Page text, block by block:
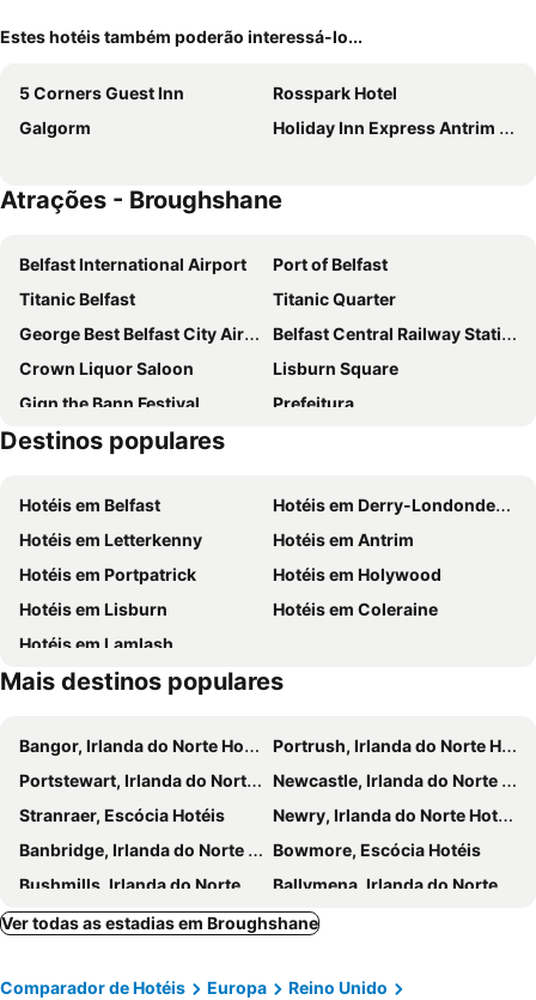
Estes hotéis também poderão interessá-lo...
5 Corners Guest Inn
Rosspark Hotel
Galgorm
Holiday Inn Express Antrim - M2, Jct.1 By Ihg
Atrações - Broughshane
Belfast International Airport
Port of Belfast
Titanic Belfast
Titanic Quarter
George Best Belfast City Airport
Belfast Central Railway Station
Crown Liquor Saloon
Lisburn Square
Gign the Bann Festival
Prefeitura
The Giants Causeway
Belfast Castle
Bob Marley Mausoleum
Black Cab Tour
Victoria Square
CastleCourt Shopping Centre
Cathedral Quarter
Belfast Mela
Waterfront Hall
Balmoral Festival
Destinos populares
Hotéis em Belfast
Hotéis em Derry-Londonderry
Hotéis em Letterkenny
Hotéis em Antrim
Hotéis em Portpatrick
Hotéis em Holywood
Hotéis em Lisburn
Hotéis em Coleraine
Hotéis em Lamlash
Mais destinos populares
Bangor, Irlanda do Norte Hotéis
Portrush, Irlanda do Norte Hotéis
Portstewart, Irlanda do Norte Hotéis
Newcastle, Irlanda do Norte Hotéis
Stranraer, Escócia Hotéis
Newry, Irlanda do Norte Hotéis
Banbridge, Irlanda do Norte Hotéis
Bowmore, Escócia Hotéis
Bushmills, Irlanda do Norte Hotéis
Ballymena, Irlanda do Norte Hotéis
Carrickfergus, Irlanda do Norte Hotéis
Armagh, Irlanda do Norte Hotéis
Cushendall, Irlanda do Norte Hotéis
Burt, Eire Hotéis
Ver todas as estadias em Broughshane
Comparador de Hotéis Europa
Reino Unido